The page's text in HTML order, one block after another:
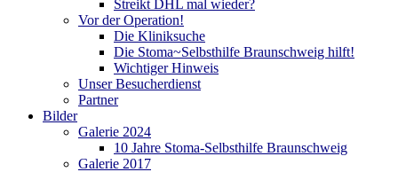
Streikt DHL mal wieder?
Vor der Operation!
Die Kliniksuche
Die Stoma~Selbsthilfe Braunschweig hilft!
Wichtiger Hinweis
Unser Besucherdienst
Partner
Bilder
Galerie 2024
10 Jahre Stoma-Selbsthilfe Braunschweig
Galerie 2017